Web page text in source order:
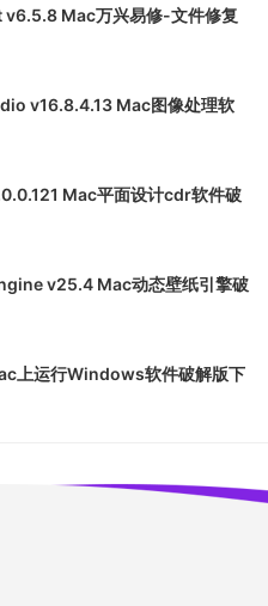
Mac万兴易修-文件修复
v16.8.4.13 Mac图像处理软
Mac平面设计cdr软件破
v25.4 Mac动态壁纸引擎破
上运行Windows软件破解版下